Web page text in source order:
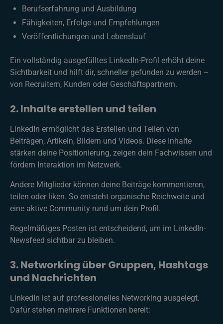
Berufserfahrung und Ausbildung
Fähigkeiten, Erfolge und Empfehlungen
Veröffentlichungen und Lebenslauf
Ein vollständig ausgefülltes LinkedIn-Profil erhöht deine
Sichtbarkeit und hilft dir, schneller gefunden zu werden –
von Recruitern, Kunden oder Geschäftspartnern.
2. Inhalte erstellen und teilen
LinkedIn ermöglicht das Erstellen und Teilen von
Beiträgen, Artikeln, Bildern und Videos. Diese Inhalte
stärken deine Positionierung, zeigen dein Fachwissen und
fördern Interaktion im Netzwerk.
Andere Mitglieder können deine Beiträge kommentieren,
teilen oder liken. So entsteht organische Reichweite und
eine aktive Community rund um dein Profil.
Regelmäßiges Posten ist entscheidend, um im LinkedIn-
Newsfeed sichtbar zu bleiben.
3. Networking über Gruppen, Hashtags
und Nachrichten
LinkedIn ist auf professionelles Networking ausgelegt.
Dafür stehen mehrere Funktionen bereit: